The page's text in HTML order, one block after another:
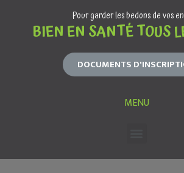
Pour garder les bedons de vos
BIEN EN SANTÉ TOUS
DOCUMENTS
MENU